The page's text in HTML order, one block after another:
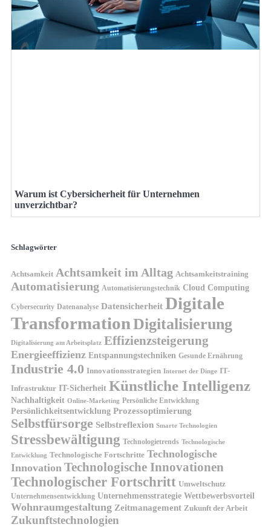
Warum ist Cybersicherheit für Unternehmen
unverzichtbar?
Schlagwörter
Achtsamkeit Achtsamkeit im Alltag Achtsamkeitstraining
Automatisierung Automatisierungstechnik Cloud Computing
Cybersecurity Datenanalyse Datensicherheit Digitale
TransformationDigitalisierung
Digitalisierung am Arbeitsplatz Effizienzsteigerung
Energieeffizienz Entspannungstechniken Gesunde Ernährung
Industrie 4.0 Innovationsstrategien Internet der Dinge IT-
Infrastruktur IT-Sicherheit Künstliche Intelligenz
Nachhaltigkeit Online-Marketing Persönliche Entwicklung
Persönlichkeitsentwicklung Prozessoptimierung
Selbstfürsorge Selbstreflexion Smarte Technologien
Stressbewältigung Technologietrends Technologische
Entwicklung Technologische Fortschritte Technologische
Innovation Technologische Innovationen
Technologischer Fortschritt Umweltschutz
Unternehmensentwicklung Unternehmensstrategie Wettbewerbsvorteil
Wohnraumgestaltung Zeitmanagement Zukunft der Arbeit
Zukunftstechnologien